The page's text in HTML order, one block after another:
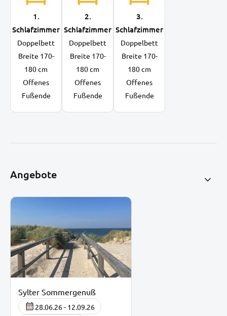
1.
Schlafzimmer
Doppelbett
Breite 170-
180 cm
Offenes
Fußende
2.
Schlafzimmer
Doppelbett
Breite 170-
180 cm
Offenes
Fußende
3.
Schlafzimmer
Doppelbett
Breite 170-
180 cm
Offenes
Fußende
Angebote
Sylter Sommergenuß
28.06.26 - 12.09.26